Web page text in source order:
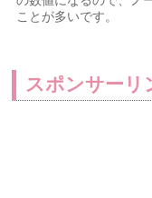
ことが多いです。
スポンサーリ